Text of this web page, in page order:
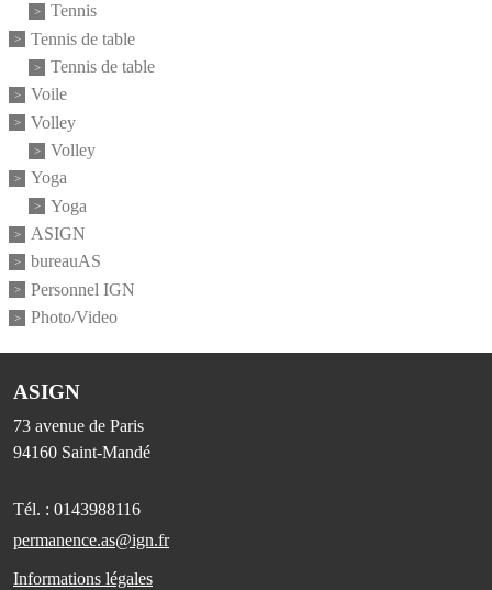
Tennis
Tennis de table
Tennis de table
Voile
Volley
Volley
Yoga
Yoga
ASIGN
bureauAS
Personnel IGN
Photo/Video
ASIGN
73 avenue de Paris
94160 Saint-Mandé
Tél. : 0143988116
permanence.as@ign.fr
Informations légales